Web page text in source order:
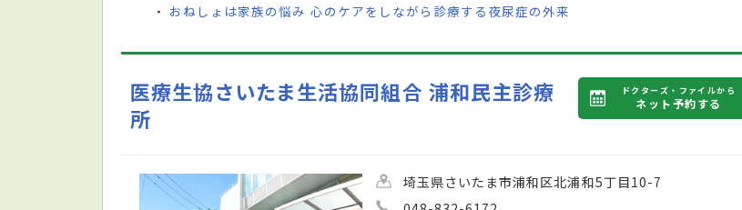
・ おねしょは家族の悩み 心のケアをしながら診療する夜尿症の外来
医療生協さいたま生活協同組合 浦和民主診療
所
ドクターズ・ファイルから
ネット予約する
埼玉県さいたま市浦和区北浦和5丁目10-7